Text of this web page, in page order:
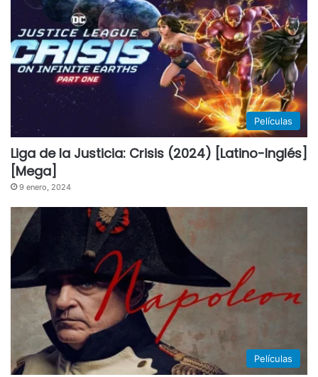
Películas
Liga de la Justicia: Crisis (2024) [Latino-Inglés]
[Mega]
9 enero, 2024
Películas